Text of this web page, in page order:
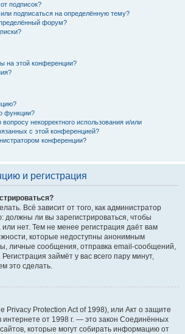
подписок?
подписаться на определённую тему?
форум?
на этой конференции?
функции?
некорректного использования и/или
с этой конференцией?
конференции?
и регистрация
Всё зависит от того, как администратор
должны ли вы зарегистрироваться, чтобы
нет. Тем не менее регистрация даёт вам
которые недоступны анонимным
личные сообщения, отправка email-сообщений,
Регистрация займёт у вас всего пару минут,
это сделать.
Privacy Protection Act of 1998), или Акт о защите
интернете от 1998 г. — это закон Соединённых
которые могут собирать информацию от